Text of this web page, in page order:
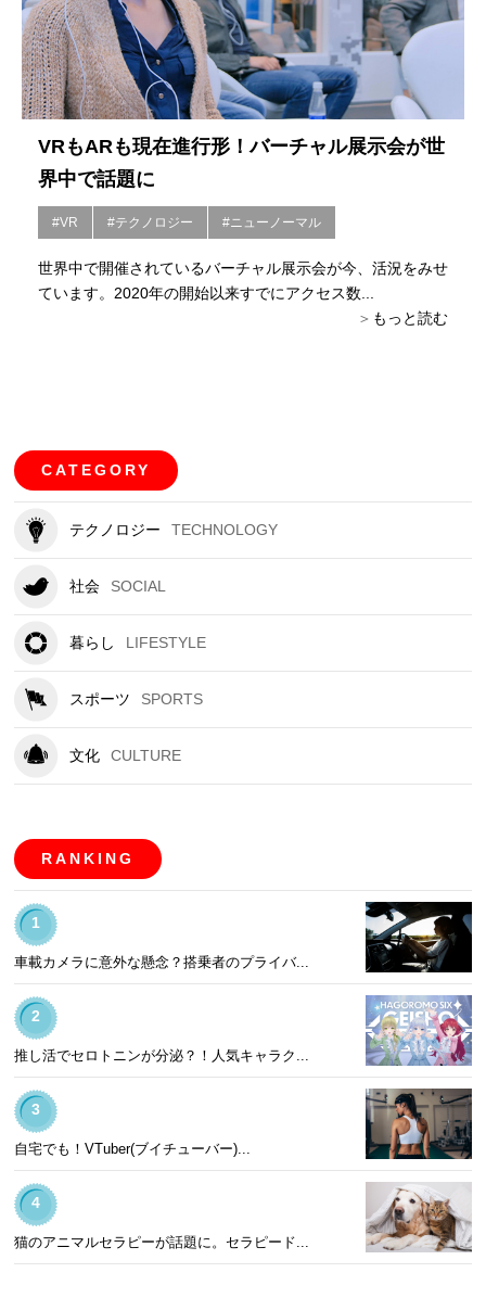
VRもARも現在進行形！バーチャル展示会が世
界中で話題に
#VR #テクノロジー #ニューノーマル
世界中で開催されているバーチャル展示会が今、活況をみせ
ています。2020年の開始以来すでにアクセス数...
もっと読む
CATEGORY
テクノロジー TECHNOLOGY
社会 SOCIAL
暮らし LIFESTYLE
スポーツ SPORTS
文化 CULTURE
RANKING
1
車載カメラに意外な懸念？搭乗者のプライバ...
2
推し活でセロトニンが分泌？！人気キャラク...
3
自宅でも！VTuber(ブイチューバー)...
4
猫のアニマルセラピーが話題に。セラピード...